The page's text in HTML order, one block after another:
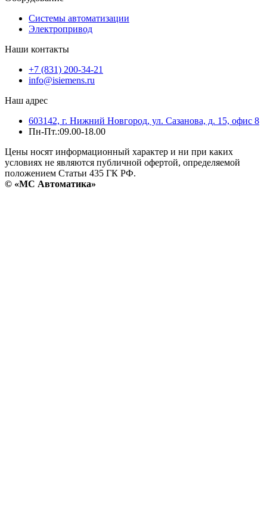
Системы автоматизации
Электропривод
Наши контакты
+7 (831) 200-34-21
info@isiemens.ru
Наш адрес
603142, г. Нижний Новгород, ул. Сазанова, д. 15, офис 8
Пн-Пт.:09.00-18.00
Цены носят информационный характер и ни при каких
условиях не являются публичной офертой, определяемой
положением Статьи 435 ГК РФ.
© «МС Автоматика»